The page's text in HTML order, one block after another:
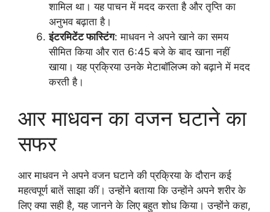
शामिल था। यह पाचन में मदद करता है और तृप्ति का
अनुभव बढ़ाता है।
इंटरमिटेंट फास्टिंग: माधवन ने अपने खाने का समय
सीमित किया और रात 6:45 बजे के बाद खाना नहीं
खाया। यह प्रक्रिया उनके मेटाबॉलिज्म को बढ़ाने में मदद
करती है।
आर माधवन का वजन घटाने का
सफर
आर माधवन ने अपने वजन घटाने की प्रक्रिया के दौरान कई
महत्वपूर्ण बातें साझा कीं। उन्होंने बताया कि उन्होंने अपने शरीर के
लिए क्या सही है, यह जानने के लिए बहुत शोध किया। उन्होंने कहा,